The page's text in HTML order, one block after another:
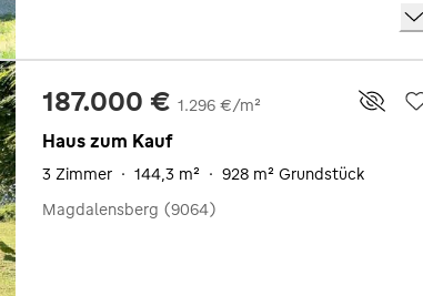
187.000 € 1.296 €/m²
Haus zum Kauf
3 Zimmer · 144,3 m² · 928 m² Grundstück
Magdalensberg (9064)